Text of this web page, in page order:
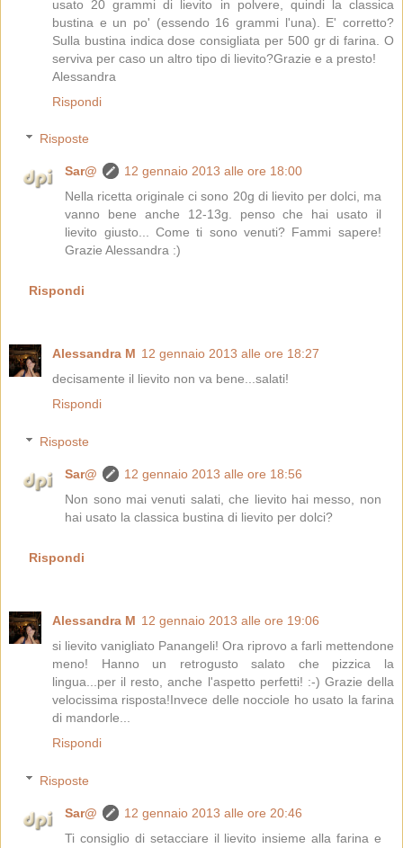
usato 20 grammi di lievito in polvere, quindi la classica
bustina e un po' (essendo 16 grammi l'una). E' corretto?
Sulla bustina indica dose consigliata per 500 gr di farina. O
serviva per caso un altro tipo di lievito?Grazie e a presto!
Alessandra
Rispondi
Risposte
Sar@
12 gennaio 2013 alle ore 18:00
Nella ricetta originale ci sono 20g di lievito per dolci, ma
vanno bene anche 12-13g. penso che hai usato il
lievito giusto... Come ti sono venuti? Fammi sapere!
Grazie Alessandra :)
Rispondi
Alessandra M 12 gennaio 2013 alle ore 18:27
decisamente il lievito non va bene...salati!
Rispondi
Risposte
Sar@
12 gennaio 2013 alle ore 18:56
Non sono mai venuti salati, che lievito hai messo, non
hai usato la classica bustina di lievito per dolci?
Rispondi
Alessandra M 12 gennaio 2013 alle ore 19:06
si lievito vanigliato Panangeli! Ora riprovo a farli mettendone
meno! Hanno un retrogusto salato che pizzica la
lingua...per il resto, anche l'aspetto perfetti! :-) Grazie della
velocissima risposta!Invece delle nocciole ho usato la farina
di mandorle...
Rispondi
Risposte
Sar@
12 gennaio 2013 alle ore 20:46
Ti consiglio di setacciare il lievito insieme alla farina e